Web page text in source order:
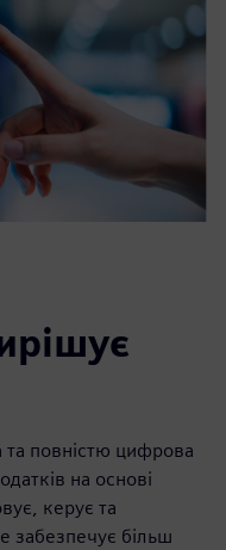
повністю цифрова
на основі
керує та
забезпечує більш